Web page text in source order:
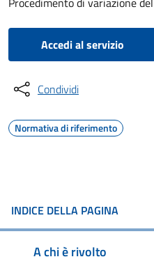
Accedi al servizio
Condividi
Normativa di riferimento
INDICE DELLA PAGINA
A chi è rivolto